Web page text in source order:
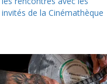
invités de la Cinémathèque